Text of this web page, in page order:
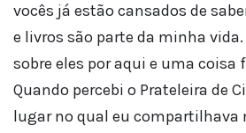
vocês já estão cansados de
e livros são parte da minha
sobre eles por aqui e uma coisa
Quando percebi o Prateleira de
lugar no qual eu compartilhava